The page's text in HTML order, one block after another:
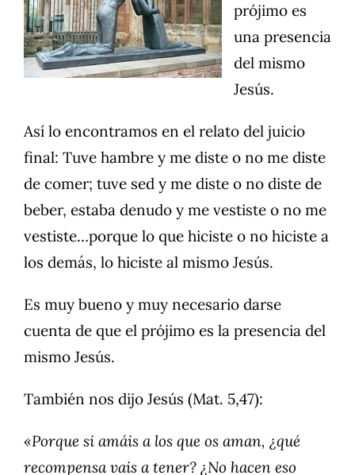
prójimo es
una presencia
del mismo
Jesús.
Así lo encontramos en el relato del juicio
final: Tuve hambre y me diste o no me diste
de comer; tuve sed y me diste o no diste de
beber, estaba denudo y me vestiste o no me
vestiste…porque lo que hiciste o no hiciste a
los demás, lo hiciste al mismo Jesús.
Es muy bueno y muy necesario darse
cuenta de que el prójimo es la presencia del
mismo Jesús.
También nos dijo Jesús (Mat. 5,47):
«Porque si amáis a los que os aman, ¿qué
recompensa vais a tener? ¿No hacen eso